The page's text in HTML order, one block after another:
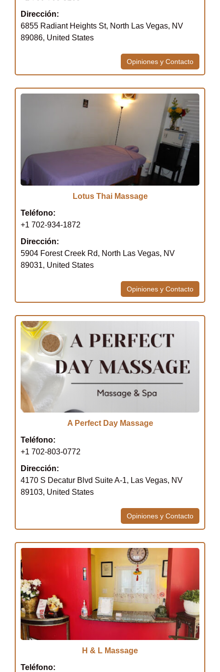
Dirección:
6855 Radiant Heights St, North Las Vegas, NV
89086, United States
Opiniones y Contacto
Lotus Thai Massage
Teléfono:
+1 702-934-1872
Dirección:
5904 Forest Creek Rd, North Las Vegas, NV
89031, United States
Opiniones y Contacto
A Perfect Day Massage
Teléfono:
+1 702-803-0772
Dirección:
4170 S Decatur Blvd Suite A-1, Las Vegas, NV
89103, United States
Opiniones y Contacto
H & L Massage
Teléfono: